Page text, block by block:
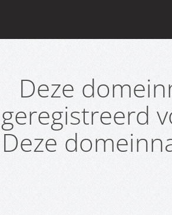
Deze
geregistreerd
Deze